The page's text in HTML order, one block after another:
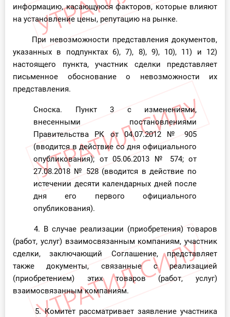
информацию, касающуюся факторов, которые влияют
на установление цены, репутацию на рынке.
При невозможности представления документов,
указанных в подпунктах 6), 7), 8), 9), 10), 11) и 12)
настоящего пункта, участник сделки представляет
письменное обоснование о невозможности их
представления.
Сноска. Пункт 3 с изменениями,
внесенными постановлениями
Правительства РК от 04.07.2012 № 905
(вводится в действие со дня официального
опубликования); от 05.06.2013
№ 574; от
27.08.2018 № 528(вводится в действие по
истечении десяти календарных дней после
дня его первого официального
опубликования).
4. В случае реализации (приобретения) товаров
(работ, услуг) взаимосвязанным компаниям, участник
сделки, заключающий Соглашение, представляет
также документы, связанные с реализацией
(приобретением) этих товаров (работ, услуг)
взаимосвязанным компаниям.
5. Комитет рассматривает заявление участника